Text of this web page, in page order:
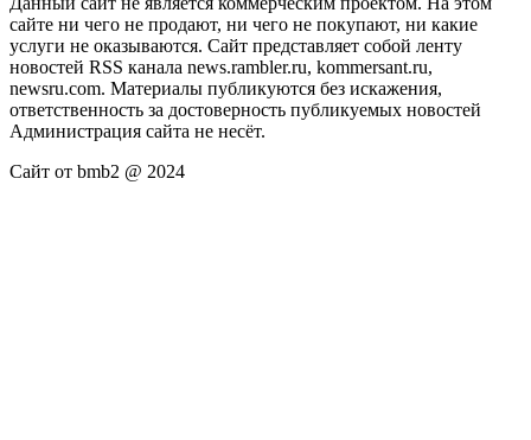
сайте ни чего не продают, ни чего не покупают, ни какие
услуги не оказываются. Сайт представляет собой ленту
новостей RSS канала news.rambler.ru, kommersant.ru,
newsru.com. Материалы публикуются без искажения,
ответственность за достоверность публикуемых новостей
Администрация сайта не несёт.
Сайт от bmb2 @ 2024